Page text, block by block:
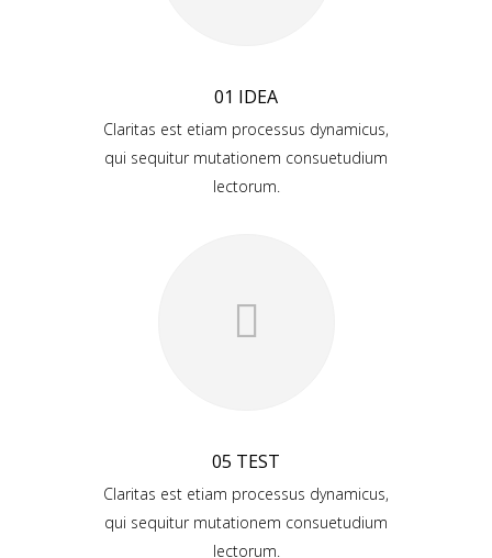
01 IDEA
Claritas est etiam processus dynamicus,
qui sequitur mutationem consuetudium
lectorum.
05 TEST
Claritas est etiam processus dynamicus,
qui sequitur mutationem consuetudium
lectorum.